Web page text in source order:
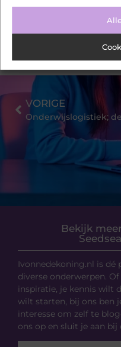
Slimme
Creëer een
Bekijk
Ivonnedekoning.nl is dé
diverse onderwerpen.
inspiratie, je kennis wilt
wilt starten, bij ons ben
interesse om zelf te
ons op en sluit je aan
VORIGE